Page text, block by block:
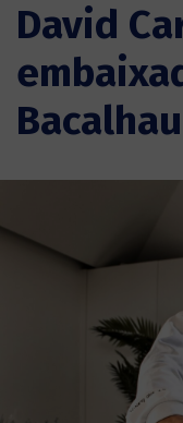
David